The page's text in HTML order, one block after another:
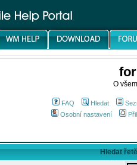
O
FAQ Hledat
Osobní nastavení
Hledat